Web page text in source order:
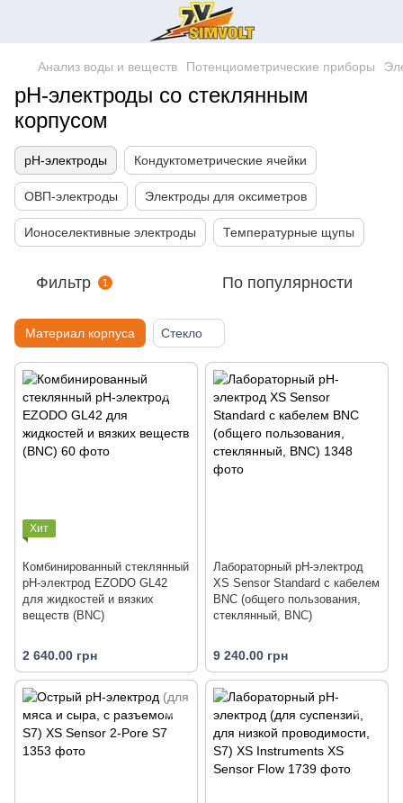
Анализ воды и веществ Потенциометрические приборы
pH-электроды со стеклянным
корпусом
pH-электроды Кондуктометрические ячейки
ОВП-электроды Электроды для оксиметров
Ионоселективные электроды Температурные щупы
Фильтр 1 По популярности
Материал корпуса Стекло
Хит
Комбинированный стеклянный
рН-электрод EZODO GL42
для жидкостей и вязких
веществ (BNC)
2 640.00 грн
Лабораторный pH-электрод
XS Sensor Standard с кабелем
BNC (общего пользования,
стеклянный, BNC)
9 240.00 грн